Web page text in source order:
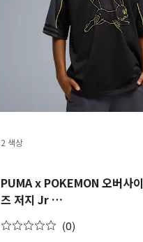
2 색상
PUMA x POKEMON 오버사이
즈 저지 Jr
Oversized Jersey Jr
(0)